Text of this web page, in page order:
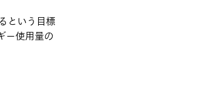
という目標
ー使用量の